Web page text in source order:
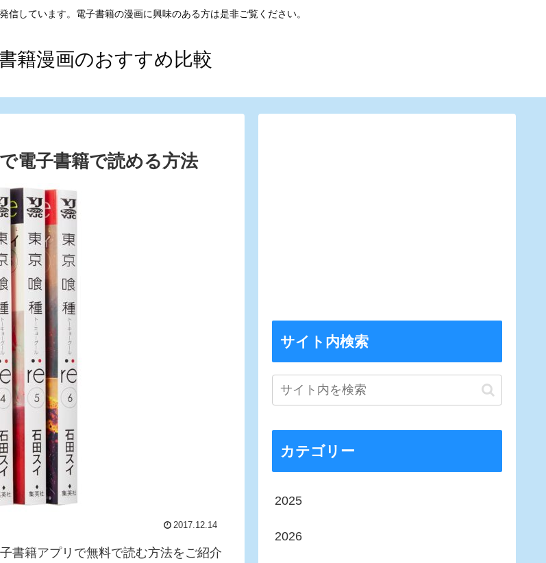
信しています。電子書籍の漫画に興味のある方は是非ご覧ください。
籍漫画のおすすめ比較
電子書籍で読める方法
2017.12.14
書籍アプリで無料で読む方法をご紹介
サイト内検索
カテゴリー
2025
2026